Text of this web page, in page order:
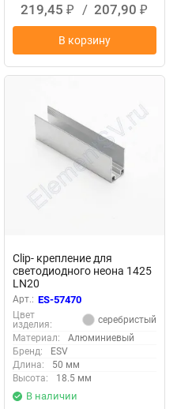
219,45 ₽ / 207,90 ₽
В корзину
Clip- крепление для
светодиодного неона 1425
LN20
Арт.: ES-57470
Цвет
изделия:
серебристый
Материал:
Алюминиевый
Бренд:
ESV
Длина:
50 мм
Высота:
18.5 мм
В наличии